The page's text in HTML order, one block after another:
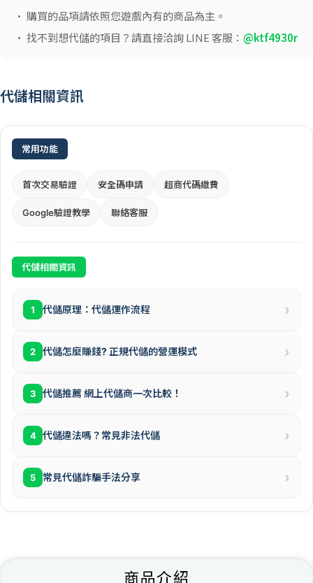
• 購買的品項請依照您遊戲內有的商品為主。
• 找不到想代儲的項目？請直接洽詢 LINE 客服： @ktf4930r
代儲相關資訊
常用功能
首次交易驗證 安全碼申請 超商代碼繳費
Google驗證教學 聯絡客服
代儲相關資訊
1 代儲原理：代儲運作流程 ›
2 代儲怎麼賺錢? 正規代儲的營運模式 ›
3 代儲推薦 網上代儲商一次比較！ ›
4 代儲違法嗎？常見非法代儲 ›
5 常見代儲詐騙手法分享 ›
商品介紹